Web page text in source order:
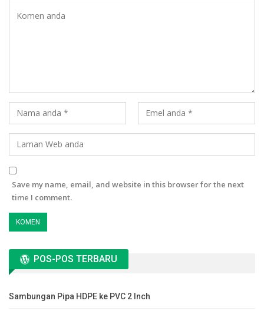
Save my name, email, and website in this browser for the next
time I comment.
POS-POS TERBARU
Sambungan Pipa HDPE ke PVC 2 Inch